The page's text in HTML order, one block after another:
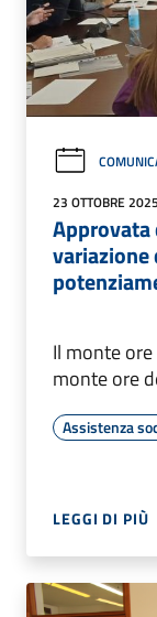
23 OTTOBRE 2025
Approvata
variazione
Il monte
monte ore
Assistenza
LEGGI DI PIÙ